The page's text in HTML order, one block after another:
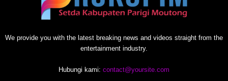
We provide you with the latest breaking news and videos straight from the
entertainment industry.
Hubungi kami: contact@yoursite.com